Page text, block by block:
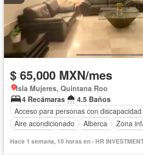
$ 65,000 MXN/mes
Isla Mujeres, Quintana Roo
4 Recámaras
4.5 Baños
Acceso para personas con discapacidad
Aire acondicionado
Alberca Zona
Hace 1 semana, 10 horas en - HR